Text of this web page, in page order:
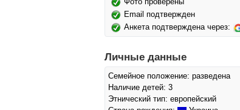
Email подтвержден
Анкета подтверждена через:
Личные данные
Семейное положение: разведена
Наличие детей: 3
Этнический тип: европейский